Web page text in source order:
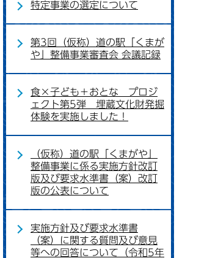
特定事業の選定について
第3回（仮称）道の駅「くまが
や」整備事業審査会 会議記録
食×子ども＋おとな プロジ
ェクト第5弾 埋蔵文化財発掘
体験を実施しました！
（仮称）道の駅「くまがや」
整備事業に係る実施方針改訂
版及び要求水準書（案）改訂
版の公表について
実施方針及び要求水準書
（案）に関する質問及び意見
等への回答について（令和5年